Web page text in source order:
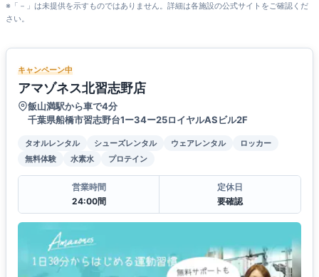
※「－」は未提供を示すものではありません。詳細は各施設の公式サイトをご確認くだ
さい。
キャンペーン中
アマゾネス北習志野店
飯山満駅から車で4分
千葉県船橋市習志野台1ー34ー25ロイヤルASビル2F
タオルレンタル シューズレンタル ウェアレンタル
ロッカー
無料体験
水素水 プロテイン
営業時間
24:00間
定休日
要確認